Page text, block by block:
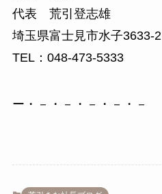
代表 荒引登志雄
埼玉県富士見市水子3633-2
TEL：048-473-5333
ー・－・－・－・－・－